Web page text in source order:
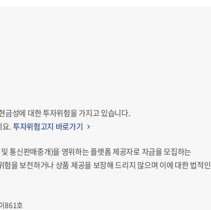
금성에 대한 투자위험을 가지고 있습니다.
요. 투자위험고지 바로가기
통신판매중개)을 영위하는 플랫폼 제공자로 자금을 모집하는
을 보전하거나 상품 제공을 보장해 드리지 않으며 이에 대한 법적인
861호